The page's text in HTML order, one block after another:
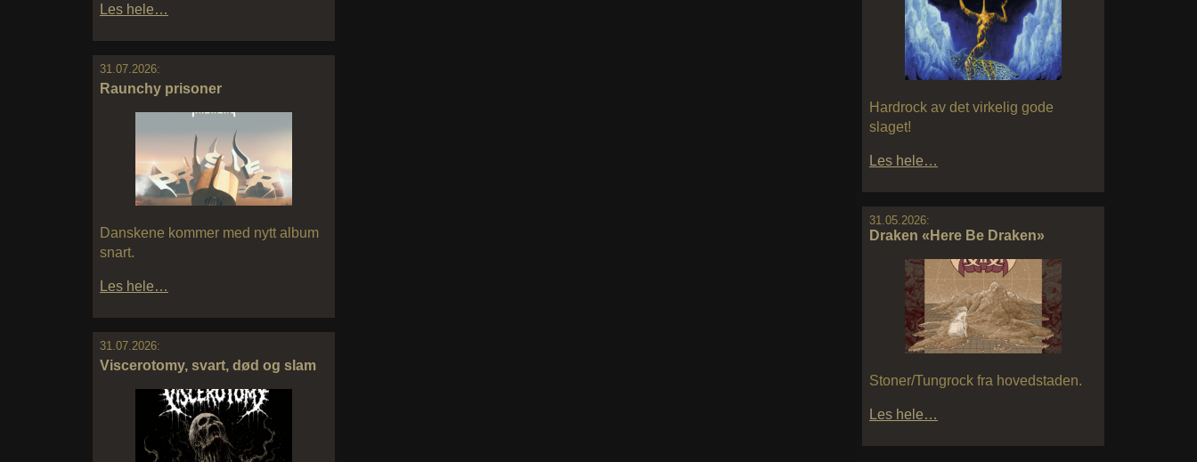
Les hele…
31.07.2026:
Raunchy prisoner
Danskene kommer med nytt album
snart.
Les hele…
31.07.2026:
Viscerotomy, svart, død og slam
Hardrock av det virkelig gode
slaget!
Les hele…
31.05.2026:
Draken «Here Be Draken»
Stoner/Tungrock fra hovedstaden.
Les hele…